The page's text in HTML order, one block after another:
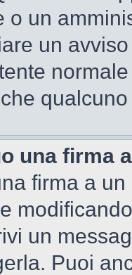
o un
un
una firma
firma a
un
Puoi